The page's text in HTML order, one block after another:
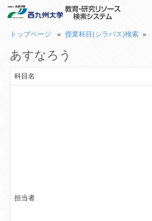
トップページ » 授業科目(シラバス)検索 »
あすなろう
科目名
担当者